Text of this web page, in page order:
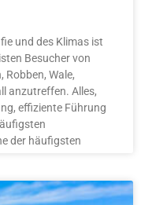
und des Klimas ist
Besucher von
Robben, Wale,
anzutreffen. Alles,
effiziente Führung
der häufigsten